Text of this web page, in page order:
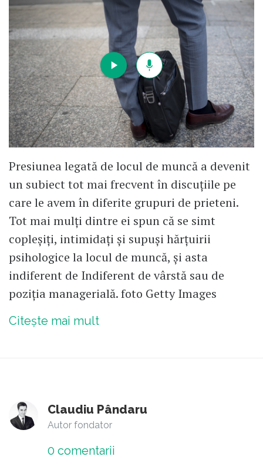
Presiunea legată de locul de muncă a devenit
un subiect tot mai frecvent în discuțiile pe
care le avem în diferite grupuri de prieteni.
Tot mai mulți dintre ei spun că se simt
copleșiți, intimidați și supuși hărțuirii
psihologice la locul de muncă, și asta
indiferent de Indiferent de vârstă sau de
poziția managerială. foto Getty Images
Citește mai mult
Claudiu Pândaru
Autor fondator
0 comentarii